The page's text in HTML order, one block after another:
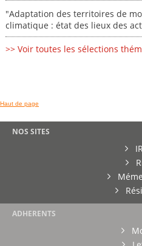
"Adaptation des territoires de
climatique : état des lieux des
>> Voir toutes les sélections
Haut de page
NOS SITES
ADHERENTS